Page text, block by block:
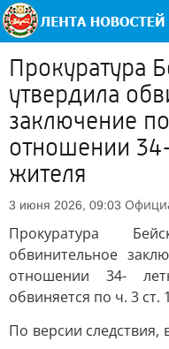
Прокуратура
утвердила
заключение
отношении
жителя
3 июня 2026, 09:03
Прокуратура
обвинительное
отношении 34-
обвиняется по ч. 3
По версии